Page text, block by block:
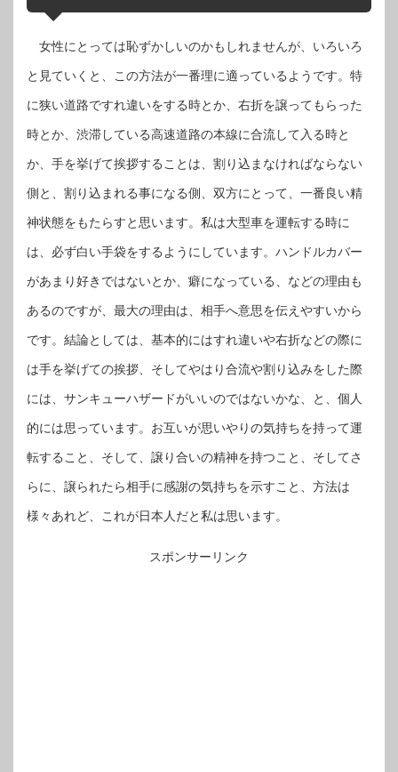
女性にとっては恥ずかしいのかもしれませんが、いろいろ
と見ていくと、この方法が一番理に適っているようです。特
に狭い道路ですれ違いをする時とか、右折を譲ってもらった
時とか、渋滞している高速道路の本線に合流して入る時と
か、手を挙げて挨拶することは、割り込まなければならない
側と、割り込まれる事になる側、双方にとって、一番良い精
神状態をもたらすと思います。私は大型車を運転する時に
は、必ず白い手袋をするようにしています。ハンドルカバー
があまり好きではないとか、癖になっている、などの理由も
あるのですが、最大の理由は、相手へ意思を伝えやすいから
です。結論としては、基本的にはすれ違いや右折などの際に
は手を挙げての挨拶、そしてやはり合流や割り込みをした際
には、サンキューハザードがいいのではないかな、と、個人
的には思っています。お互いが思いやりの気持ちを持って運
転すること、そして、譲り合いの精神を持つこと、そしてさ
らに、譲られたら相手に感謝の気持ちを示すこと、方法は
様々あれど、これが日本人だと私は思います。
スポンサーリンク